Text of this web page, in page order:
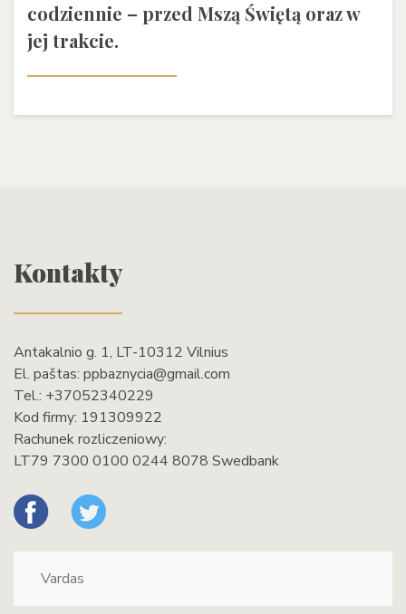
codziennie – przed Mszą Świętą oraz w
jej trakcie.
Kontakty
Antakalnio g. 1, LT-10312 Vilnius
El. paštas: ppbaznycia@gmail.com
Tel.: +37052340229
Kod firmy: 191309922
Rachunek rozliczeniowy:
LT79 7300 0100 0244 8078 Swedbank